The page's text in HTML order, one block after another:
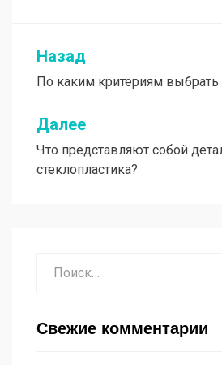
Навигация
по
записям
Назад
По каким критериям выбрать
Далее
Что представляют собой
стеклопластика?
Свежие комментарии